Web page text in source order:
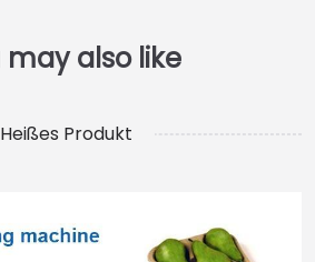
Heißes Produkt